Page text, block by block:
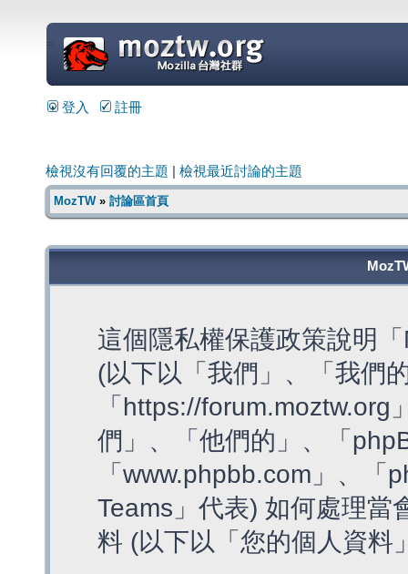
=
登入 註冊
檢視沒有回覆的主題 檢視最近討論的主題
MozTW» 討論區首頁
這個隱私權保護政策說明
(以下以「我們」、「我們
「https://
們」、「他們的」、「
「www.phpbb.com」、
Teams」代表) 如何處理當
料 (以下以「您的個人資料